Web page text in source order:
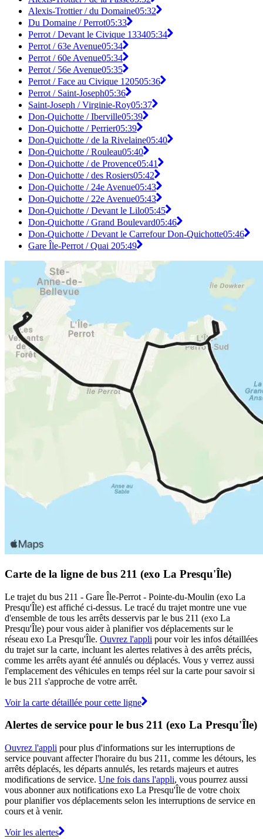
Alexis-Trottier / du Domaine05:32
Du Domaine / Perrot05:33
Perrot / Devant le Civique 133405:34
Perrot / 63e Avenue05:34
Perrot / 60e Avenue05:34
Perrot / 56e Avenue05:35
Perrot / Face au Civique 120505:36
Perrot / Saint-Joseph05:36
Saint-Joseph / Virginie-Roy05:37
Don-Quichotte / Iberville05:39
Don-Quichotte / Perrier05:39
Don-Quichotte / de la Rivelaine05:40
Don-Quichotte / Rouleau05:40
Don-Quichotte / de Provence05:41
Don-Quichotte / des Rosiers05:42
Don-Quichotte / 24e Avenue05:43
Don-Quichotte / 22e Avenue05:43
Don-Quichotte / Devant le Lilo05:45
Don-Quichotte / Grand Boulevard05:46
Don-Quichotte / Devant le Carrefour Don-Quichotte05:46
Gare Île-Perrot / Quai 205:49
Carte de la ligne de bus 211 (exo La Presqu'Île)
Le trajet du bus 211 - Gare Île-Perrot - Pointe-du-Moulin (exo La
Presqu'Île) est affiché ci-dessus. Le tracé du trajet montre une vue
d'ensemble de tous les arrêts desservis par le bus 211 (exo La
Presqu'Île) pour vous aider à planifier vos déplacements sur le
réseau exo La Presqu'Île. Ouvrez l'appli pour voir les infos détaillées
du trajet sur la carte, incluant les alertes relatives à des arrêts précis,
comme les arrêts ayant été annulés ou déplacés. Vous y verrez aussi
l'emplacement des véhicules en temps réel sur la carte pour savoir si
le bus 211 s'approche de votre arrêt.
Voir la carte détaillée pour cette ligne
Alertes de service pour le bus 211 (exo La Presqu'Île)
Ouvrez l'appli pour plus d'informations sur les interruptions de
service pouvant affecter l'horaire du bus 211, comme les détours, les
arrêts déplacés, les départs annulés, les retards majeurs et autres
modifications de service. Une fois dans l'appli, vous pourrez aussi
vous abonner aux notifications exo La Presqu'Île de votre choix
pour planifier vos déplacements selon les interruptions de service en
cours et à venir.
Voir les alertes